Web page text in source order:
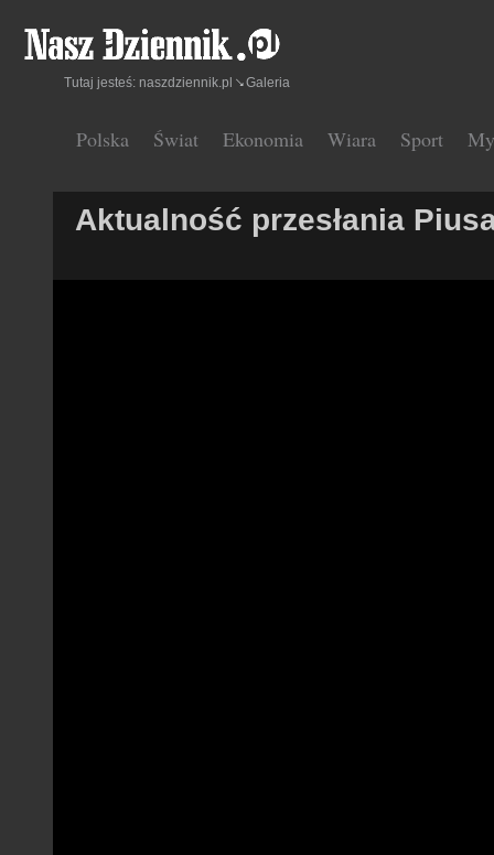
Polska Świat Ekonomia Wiara Sport
Tutaj jesteś: naszdziennik.pl Galeria
Aktualność przesłania